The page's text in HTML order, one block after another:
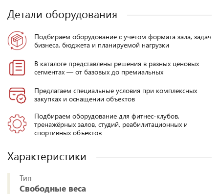
Детали оборудования
Подбираем оборудование с учётом формата зала, задач
бизнеса, бюджета и планируемой нагрузки
В каталоге представлены решения в разных ценовых
сегментах — от базовых до премиальных
Предлагаем специальные условия при комплексных
закупках и оснащении объектов
Подбираем оборудование для фитнес-клубов,
тренажёрных залов, студий, реабилитационных и
спортивных объектов
Характеристики
Тип
Свободные веса